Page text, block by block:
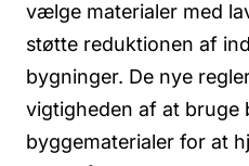
vælge materialer med
støtte reduktionen af
bygninger. De nye
vigtigheden af at
byggematerialer for at